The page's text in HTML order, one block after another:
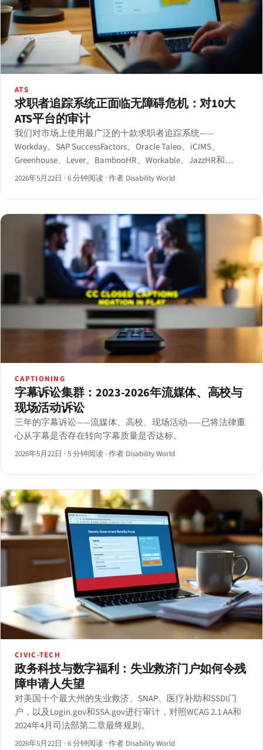
ATS
求职者追踪系统正面临无障碍危机：对10大
ATS平台的审计
我们对市场上使用最广泛的十款求职者追踪系统——
Workday、SAP SuccessFactors、Oracle Taleo、iCIMS、
Greenhouse、Lever、BambooHR、Workable、JazzHR和
SmartRecruiters——的候选人端流程进行了基于axe-core的自
2026年5月22日 ·6 分钟阅读 ·作者 Disability World
CAPTIONING
字幕诉讼集群：2023-2026年流媒体、高校与
现场活动诉讼
三年的字幕诉讼——流媒体、高校、现场活动——已将法律重
心从字幕是否存在转向字幕质量是否达标。
2026年5月22日 ·5 分钟阅读 ·作者 Disability World
CIVIC-TECH
政务科技与数字福利：失业救济门户如何令残
障申请人失望
对美国十个最大州的失业救济、SNAP、医疗补助和SSDI门
户，以及Login.gov和SSA.gov进行审计，对照WCAG 2.1 AA和
2024年4月司法部第二章最终规则。
2026年5月22日 ·6 分钟阅读 ·作者 Disability World